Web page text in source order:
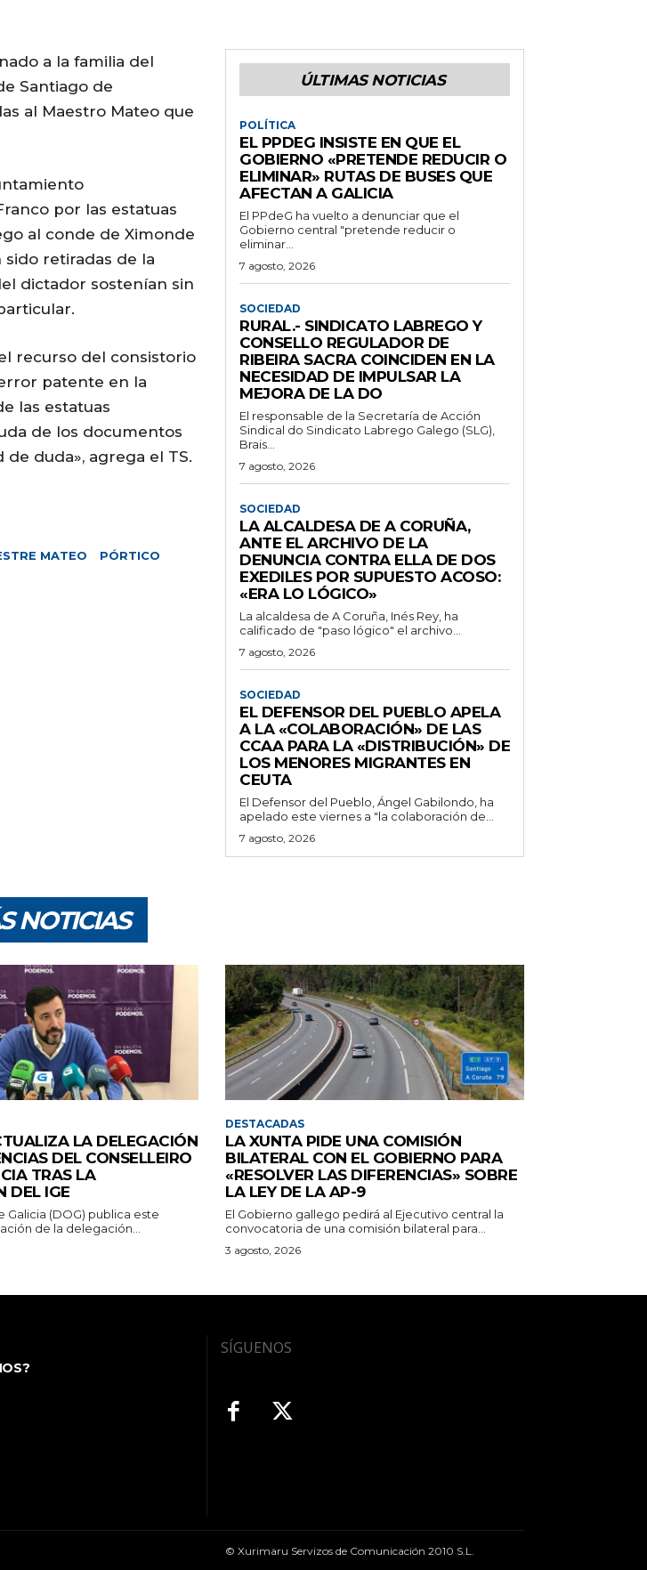
a la familia del
Santiago de
al Maestro Mateo que
por las estatuas
al conde de Ximonde
sido retiradas de la
dictador sostenían sin
recurso del consistorio
patente en la
las estatuas
de los documentos
duda», agrega el TS.
MATEO
PÓRTICO
ÚLTIMAS NOTICIAS
POLÍTICA
EL PPDEG INSISTE EN QUE EL
GOBIERNO «PRETENDE REDUCIR O
ELIMINAR» RUTAS DE BUSES QUE
AFECTAN A GALICIA
El PPdeG ha vuelto a denunciar que el
Gobierno central "pretende reducir o
eliminar...
7 agosto, 2026
SOCIEDAD
RURAL.- SINDICATO LABREGO Y
CONSELLO REGULADOR DE
RIBEIRA SACRA COINCIDEN EN LA
NECESIDAD DE IMPULSAR LA
MEJORA DE LA DO
El responsable de la Secretaría de Acción
Sindical do Sindicato Labrego Galego (SLG),
Brais...
7 agosto, 2026
SOCIEDAD
LA ALCALDESA DE A CORUÑA,
ANTE EL ARCHIVO DE LA
DENUNCIA CONTRA ELLA DE DOS
EXEDILES POR SUPUESTO ACOSO:
«ERA LO LÓGICO»
La alcaldesa de A Coruña, Inés Rey, ha
calificado de "paso lógico" el archivo...
7 agosto, 2026
SOCIEDAD
EL DEFENSOR DEL PUEBLO APELA
A LA «COLABORACIÓN» DE LAS
CCAA PARA LA «DISTRIBUCIÓN» DE
LOS MENORES MIGRANTES EN
CEUTA
El Defensor del Pueblo, Ángel Gabilondo, ha
apelado este viernes a "la colaboración de...
7 agosto, 2026
NOTICIAS
LA DELEGACIÓN
DEL CONSELLEIRO
TRAS LA
DEL IGE
Galicia (DOG) publica este
de la delegación...
DESTACADAS
LA XUNTA PIDE UNA COMISIÓN
BILATERAL CON EL GOBIERNO PARA
«RESOLVER LAS DIFERENCIAS» SOBRE
LA LEY DE LA AP-9
El Gobierno gallego pedirá al Ejecutivo central la
convocatoria de una comisión bilateral para...
3 agosto, 2026
SÍGUENOS
© Xurimaru Servizos de Comunicación 2010 S.L.